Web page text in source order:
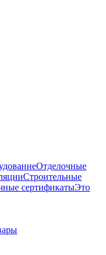
Отделочные
Строительные
сертификатыЭто